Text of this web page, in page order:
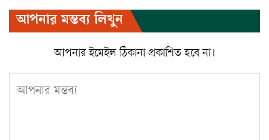
Viber
আপনার মন্তব্য লিখুন
আপনার ইমেইল ঠিকানা প্রকাশিত হবে না।